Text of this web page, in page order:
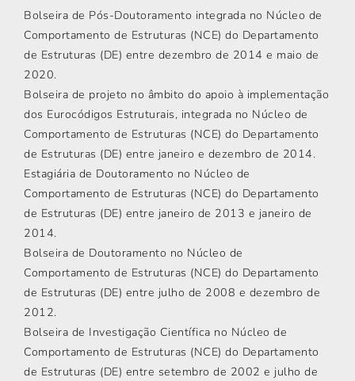
Bolseira de Pós-Doutoramento integrada no Núcleo de
Comportamento de Estruturas (NCE) do Departamento
de Estruturas (DE) entre dezembro de 2014 e maio de
2020.
Bolseira de projeto no âmbito do apoio à implementação
dos Eurocódigos Estruturais, integrada no Núcleo de
Comportamento de Estruturas (NCE) do Departamento
de Estruturas (DE) entre janeiro e dezembro de 2014.
Estagiária de Doutoramento no Núcleo de
Comportamento de Estruturas (NCE) do Departamento
de Estruturas (DE) entre janeiro de 2013 e janeiro de
2014.
Bolseira de Doutoramento no Núcleo de
Comportamento de Estruturas (NCE) do Departamento
de Estruturas (DE) entre julho de 2008 e dezembro de
2012.
Bolseira de Investigação Científica no Núcleo de
Comportamento de Estruturas (NCE) do Departamento
de Estruturas (DE) entre setembro de 2002 e julho de